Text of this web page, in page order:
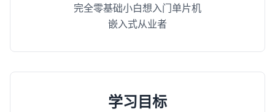
完全零基础小白想入门单片机
嵌入式从业者
学习目标